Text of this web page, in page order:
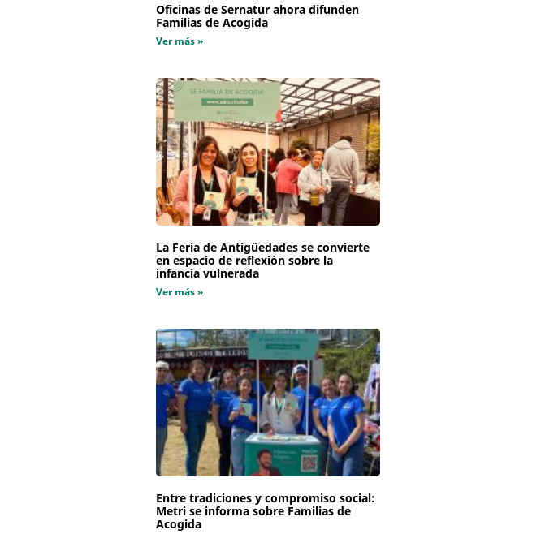
Oficinas de Sernatur ahora difunden
Familias de Acogida
Ver más »
La Feria de Antigüedades se convierte
en espacio de reflexión sobre la
infancia vulnerada
Ver más »
Entre tradiciones y compromiso social:
Metri se informa sobre Familias de
Acogida